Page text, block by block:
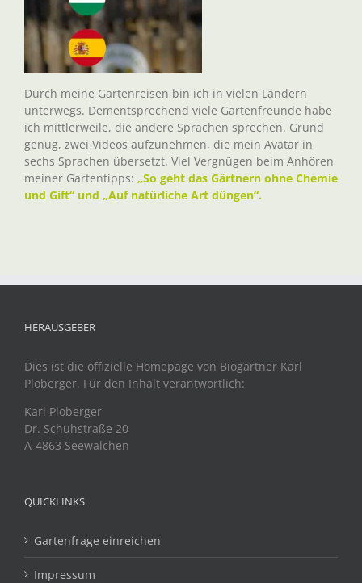
Durch meine Gartenreisen bin ich in vielen Ländern
unterwegs. Dementsprechend viele Gartenfreunde habe
ich mittlerweile, die andere Sprachen sprechen. Grund
genug, zwei Videos aufzunehmen, die mein Avatar in
sechs Sprachen übersetzt. Viel Vergnügen beim Anhören
meiner Gartentipps: „So geht das Gärtnern ohne Chemie
und Gift“ und „Auf natürliche Art düngen“.
HERAUSGEBER
Dies ist die offizielle Homepage von Biogärtner Karl
Ploberger. Für den Inhalt verantwortlich:
Karl Ploberger
Dr. Schuhstraße 20
A-4863 Seewalchen
QUICKLINKS
Gartenfrage einreichen
Impressum